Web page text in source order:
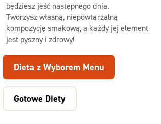
będziesz jeść następnego dnia.
Tworzysz własną, niepowtarzalną
kompozycję smakową, a każdy jej element
jest pyszny i zdrowy!
Dieta z Wyborem Menu
Gotowe Diety